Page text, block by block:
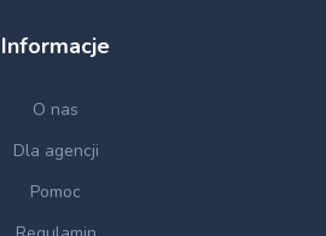
Informacje
O nas
Dla agencji
Pomoc